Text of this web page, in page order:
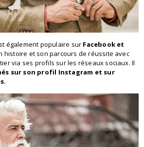
également populaire sur Facebook et
histoire et son parcours de réussite avec
via ses profils sur les réseaux sociaux. Il
sur son profil Instagram et sur